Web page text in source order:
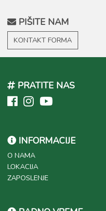
PIŠITE NAM
KONTAKT FORMA
PRATITE NAS
INFORMACIJE
O NAMA
LOKACIJA
ZAPOSLENJE